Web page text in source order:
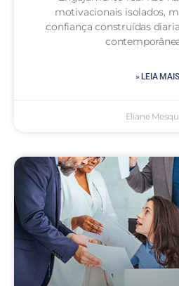
motivacionais isolados,
confiança construídas
» LEIA MAIS
Eliane